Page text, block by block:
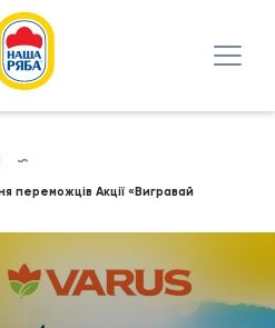
переможців Акції «Вигравай